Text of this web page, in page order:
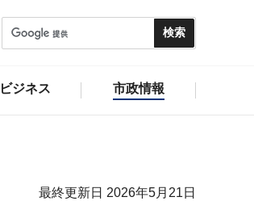
ビジネス 市政情報
最終更新日 2026年5月21日